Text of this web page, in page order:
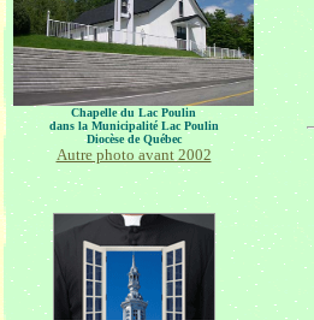
Chapelle du Lac Poulin
dans la Municipalité Lac Poulin
Diocèse de Québec
Autre photo avant 2002